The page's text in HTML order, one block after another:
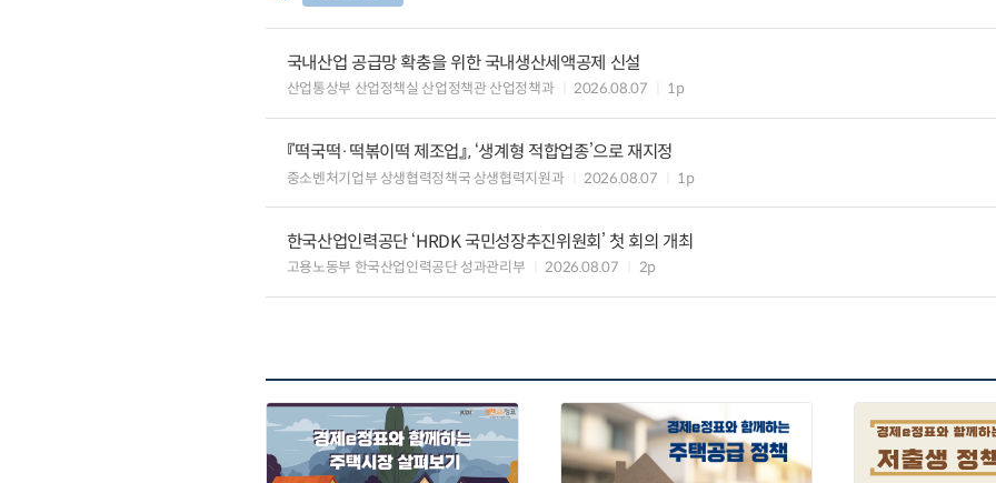
국내산업 공급망 확충을 위한 국내생산세액공제 신설
산업통상부 산업정책실 산업정책관 산업정책과 2026.08.07 1p
『떡국떡·떡볶이떡 제조업』, ‘생계형 적합업종’으로 재지정
중소벤처기업부 상생협력정책국 상생협력지원과 2026.08.07 1p
한국산업인력공단 ‘HRDK 국민성장추진위원회’ 첫 회의 개최
고용노동부 한국산업인력공단 성과관리부 2026.08.07 2p